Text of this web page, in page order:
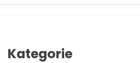
Kategorie